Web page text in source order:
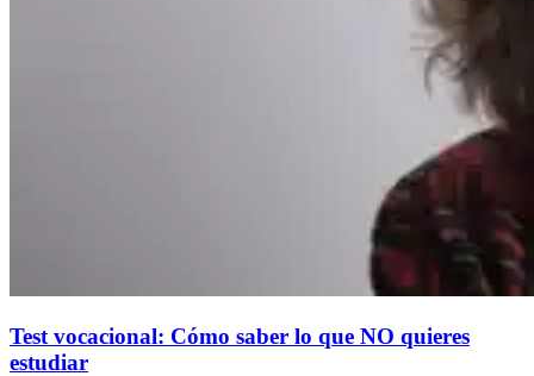
Test vocacional: Cómo saber lo que NO quieres
estudiar